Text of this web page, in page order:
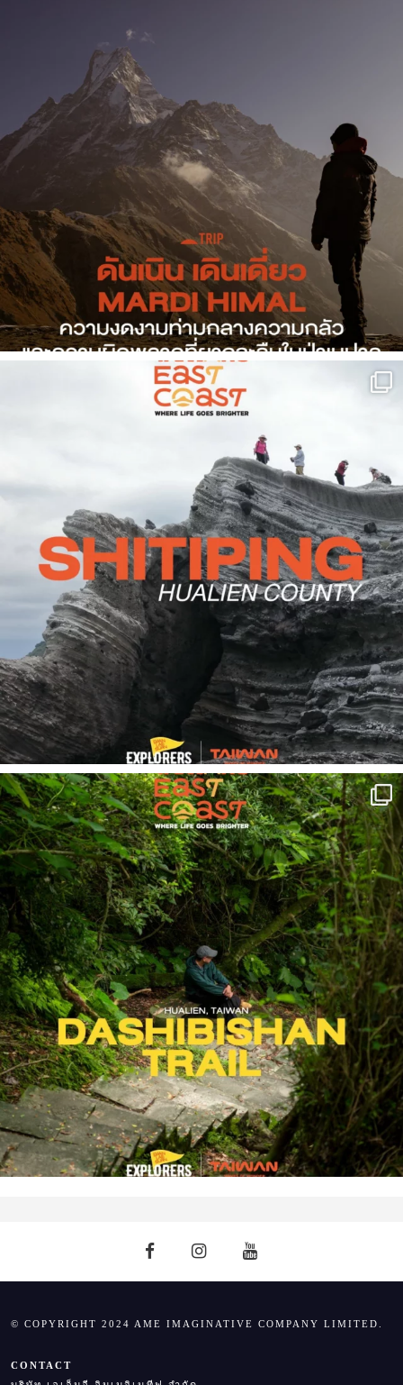
© COPYRIGHT 2024 AME IMAGINATIVE COMPANY LIMITED.
CONTACT